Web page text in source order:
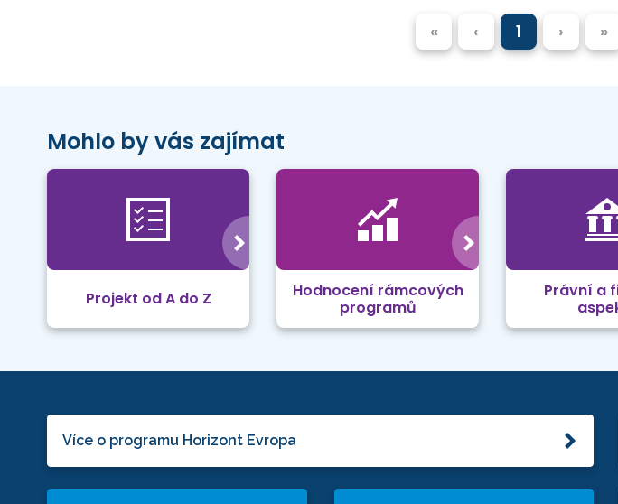
« ‹ 1 › »
Mohlo by vás zajímat
Projekt od A do Z
Hodnocení rámcových
programů
Právní a
Více o programu Horizont Evropa